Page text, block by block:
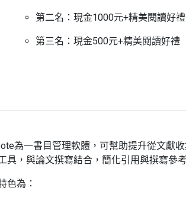
第二名：現金1000元+精美閱讀好禮
第三名：現金500元+精美閱讀好禮
為一書目管理軟體，可幫助提升從文獻
具，與論文撰寫結合，簡化引用與撰寫參
色為：